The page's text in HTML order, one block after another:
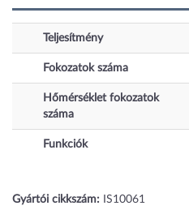
Teljesítmény
Fokozatok száma
Hőmérséklet fokozatok
száma
Funkciók
Gyártói cikkszám: IS10061